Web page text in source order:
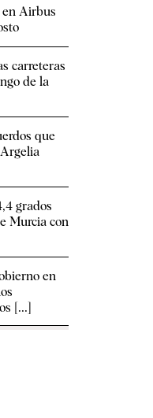
Airbus
carreteras
de la
que
grados
Murcia con
en
[...]